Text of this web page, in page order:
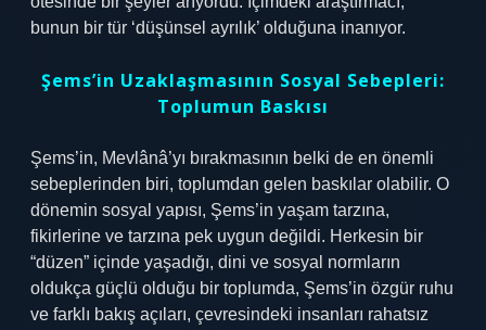
bunun bir tür ‘düşünsel ayrılık’ olduğuna inanıyor.
Şems’in Uzaklaşmasının Sosyal Sebepleri:
Toplumun Baskısı
Şems’in, Mevlânâ’yı bırakmasının belki de en önemli
sebeplerinden biri, toplumdan gelen baskılar olabilir. O
dönemin sosyal yapısı, Şems’in yaşam tarzına,
fikirlerine ve tarzına pek uygun değildi. Herkesin bir
“düzen” içinde yaşadığı, dini ve sosyal normların
oldukça güçlü olduğu bir toplumda, Şems’in özgür ruhu
ve farklı bakış açıları, çevresindeki insanları rahatsız